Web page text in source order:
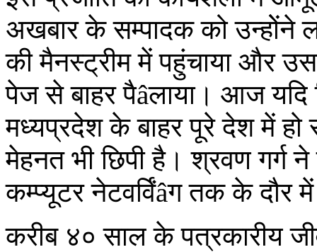
अखबार के सम्पादक को उन्होेंने
की मैनस्ट्रीम में पहुंचाया और
पेज से बाहर पैâलाया। आज यदि
मध्यप्रदेश के बाहर पूरे देश में हो
मेहनत भी छिपी है। श्रवण गर्ग
कम्प्यूटर नेटवर्विंâग तक के दौर
करीब ४० साल के पत्रकारीय